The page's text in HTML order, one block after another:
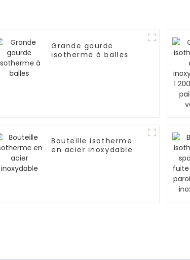
Grande gourde
isotherme à balles
Bouteille isotherme
en acier inoxydable